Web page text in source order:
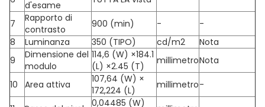
d'esame
7
Rapporto di
contrasto
900 (min) -
-
8
Luminanza 350 (TIPO) cd/m2
Nota
9
Dimensione del
modulo
114,6 (W) ×184.1
(L) ×2.45 (T)
millimetroNota
10 Area attiva
107,64 (W) ×
172,224 (L)
millimetro-
0,04485 (W)